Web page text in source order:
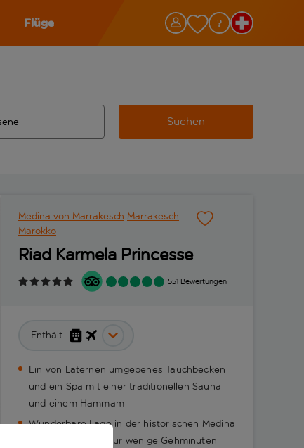
Flüge
Suchen
Medina von Marrakesch Marrakesch
Marokko
Riad Karmela Princesse
551 Bewertungen
Enthält:
Ein von Laternen umgebenes Tauchbecken
und ein Spa mit einer traditionellen Sauna
und einem Hammam
Wunderbare Lage in der historischen Medina
von Marrakesch, nur wenige Gehminuten